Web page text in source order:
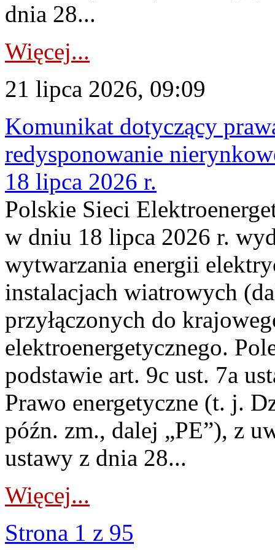
dnia 28...
Więcej...
21 lipca 2026, 09:09
Komunikat dotyczący
redysponowanie
18 lipca 2026 r.
Polskie Sieci
w dniu 18 lipca 2026 r.
wytwarzania energii
instalacjach wiatrowych
przyłączonych do
elektroenergetycznego.
podstawie art. 9c ust. 7a
Prawo energetyczne (t. j.
późn. zm., dalej „PE”), z
ustawy z dnia 28...
Więcej...
Strona 1 z 95